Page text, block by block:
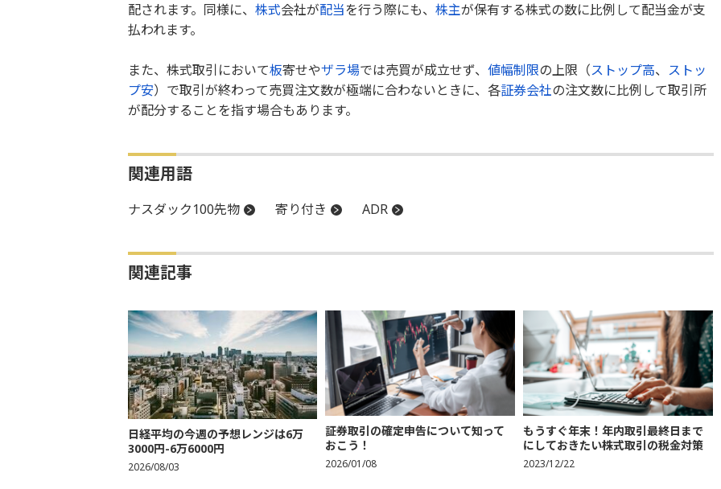
配されます。同様に、 株式会社が配当を行う際にも、 株主が保有する株式の数に比例して配当金が支
払われます。
また、株式取引において板寄せやザラ場では売買が成立せず、 値幅制限の上限（ストップ高、 ストッ
プ安）で取引が終わって売買注文数が極端に合わないときに、各証券会社の注文数に比例して取引所
が配分することを指す場合もあります。
関連用語
ナスダック100先物 寄り付き ADR
関連記事
日経平均の今週の予想レンジは6万
3000円-6万6000円
2026/08/03
証券取引の確定申告について知って
おこう！
2026/01/08
もうすぐ年末！年内取引最終日まで
にしておきたい株式取引の税金対策
2023/12/22